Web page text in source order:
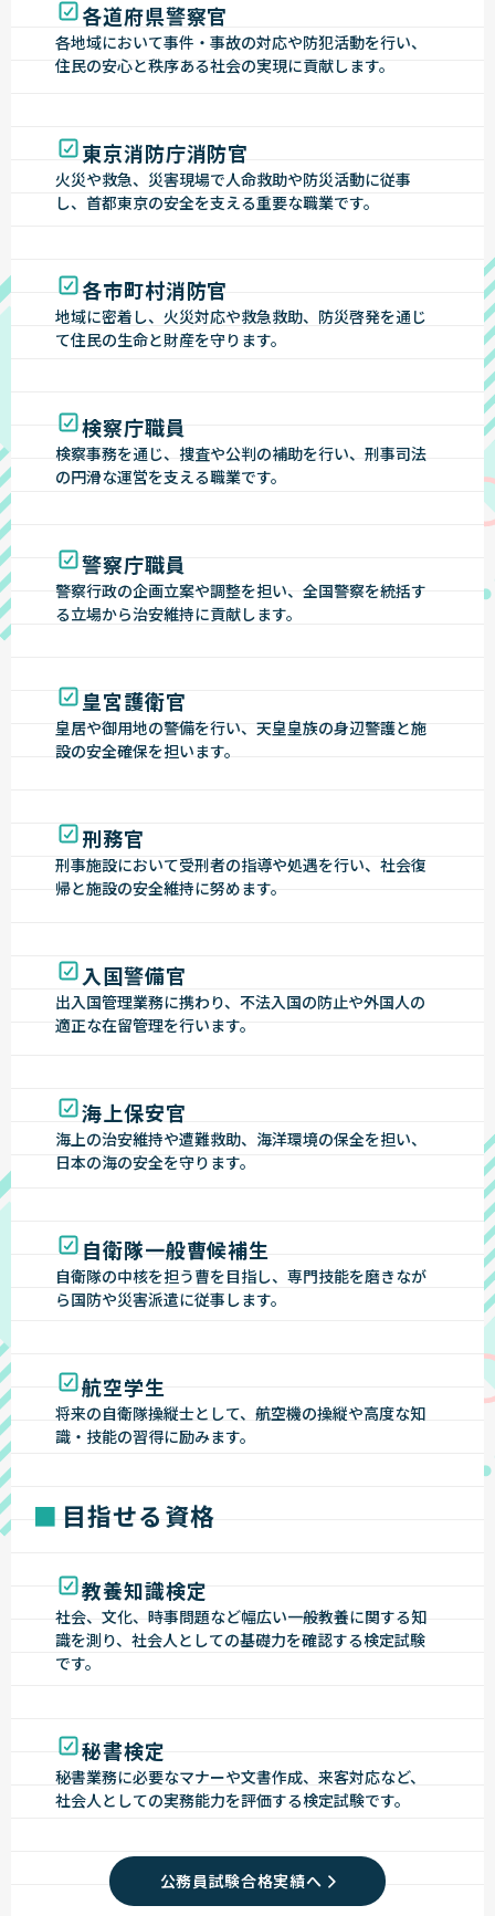
各道府県警察官
各地域において事件・事故の対応や防犯活動を行い、
住民の安心と秩序ある社会の実現に貢献します。
東京消防庁消防官
火災や救急、災害現場で人命救助や防災活動に従事
し、首都東京の安全を支える重要な職業です。
各市町村消防官
地域に密着し、火災対応や救急救助、防災啓発を通じ
て住民の生命と財産を守ります。
検察庁職員
検察事務を通じ、捜査や公判の補助を行い、刑事司法
の円滑な運営を支える職業です。
警察庁職員
警察行政の企画立案や調整を担い、全国警察を統括す
る立場から治安維持に貢献します。
皇宮護衛官
皇居や御用地の警備を行い、天皇皇族の身辺警護と施
設の安全確保を担います。
刑務官
刑事施設において受刑者の指導や処遇を行い、社会復
帰と施設の安全維持に努めます。
入国警備官
出入国管理業務に携わり、不法入国の防止や外国人の
適正な在留管理を行います。
海上保安官
海上の治安維持や遭難救助、海洋環境の保全を担い、
日本の海の安全を守ります。
自衛隊一般曹候補生
自衛隊の中核を担う曹を目指し、専門技能を磨きなが
ら国防や災害派遣に従事します。
航空学生
将来の自衛隊操縦士として、航空機の操縦や高度な知
識・技能の習得に励みます。
目指せる資格
教養知識検定
社会、文化、時事問題など幅広い一般教養に関する知
識を測り、社会人としての基礎力を確認する検定試験
です。
秘書検定
秘書業務に必要なマナーや文書作成、来客対応など、
社会人としての実務能力を評価する検定試験です。
公務員試験合格実績へ